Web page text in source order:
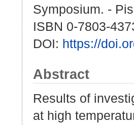
Symposium. -
ISBN 0-7803-
DOI: https://
Abstract
Results of
at high